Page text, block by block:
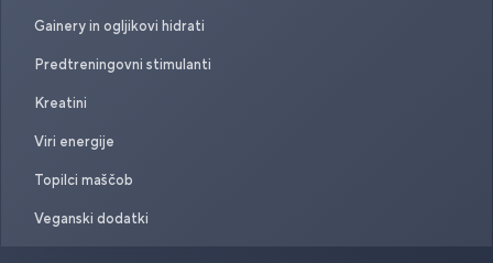
Gainery in ogljikovi hidrati
Predtreningovni stimulanti
Kreatini
Viri energije
Topilci maščob
Veganski dodatki